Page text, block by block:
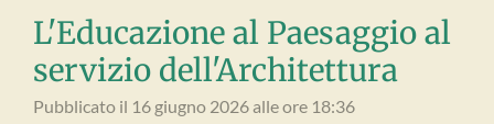
L'Educazione al Paesaggio al
servizio dell'Architettura
Pubblicato il 16 giugno 2026 alle ore 18:36